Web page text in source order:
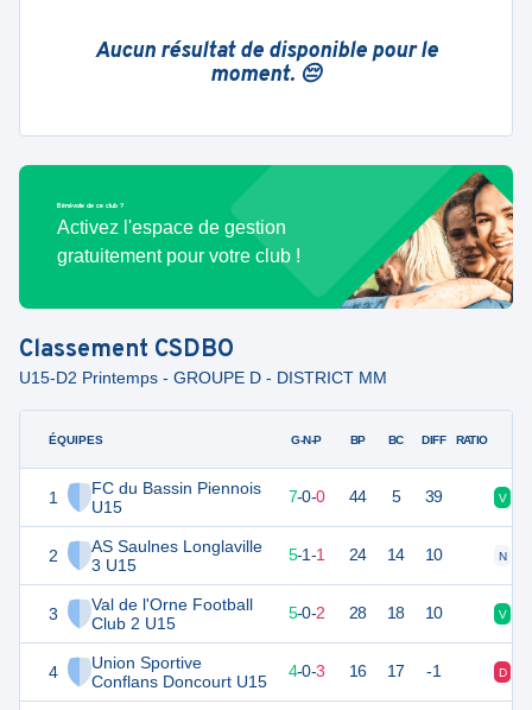
Aucun résultat de disponible pour le
moment. 😔
Bénévole de ce club ?
Activez l'espace de gestion
gratuitement pour votre club !
Classement CSDBO
U15-D2 Printemps - GROUPE D - DISTRICT MM
ÉQUIPES
1
FC du Bassin Piennois
U15
2
AS Saulnes Longlaville
3 U15
3
Val de l'Orne Football
Club 2 U15
4
Union Sportive
Conflans Doncourt U15
G-N-P BP BC DIFF RATIO
21 7 7-0-0 44 5 39 V
16 7 5-1-1 24 14 10 N
15 7 5-0-2 28 18 10 V
7 4-0-3 16 17 -1 D